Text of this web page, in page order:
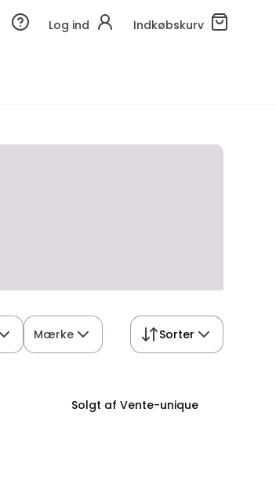
Log ind Indkøbskurv
Mærke Sorter
Solgt af Vente-unique